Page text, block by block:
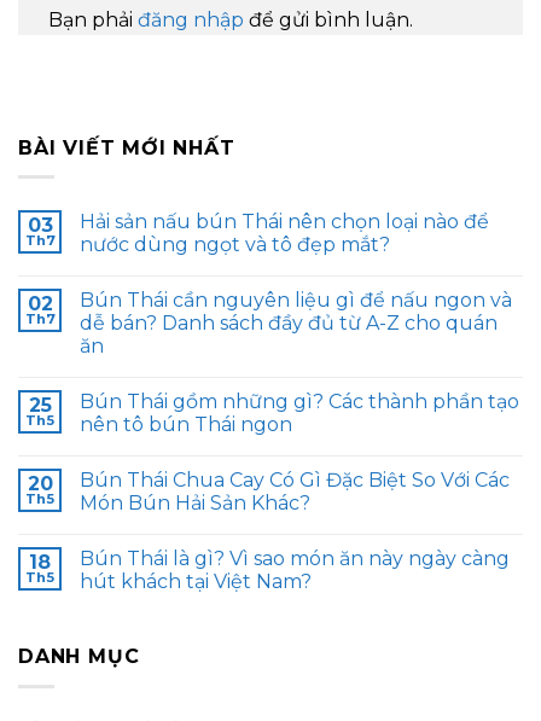
Bạn phải đăng nhập để gửi bình luận.
BÀI VIẾT MỚI NHẤT
03
Th7
Hải sản nấu bún Thái nên chọn loại nào để
nước dùng ngọt và tô đẹp mắt?
02
Th7
Bún Thái cần nguyên liệu gì để nấu ngon và
dễ bán? Danh sách đầy đủ từ A-Z cho quán
ăn
25
Th5
Bún Thái gồm những gì? Các thành phần tạo
nên tô bún Thái ngon
20
Th5
Bún Thái Chua Cay Có Gì Đặc Biệt So Với Các
Món Bún Hải Sản Khác?
18
Th5
Bún Thái là gì? Vì sao món ăn này ngày càng
hút khách tại Việt Nam?
DANH MỤC